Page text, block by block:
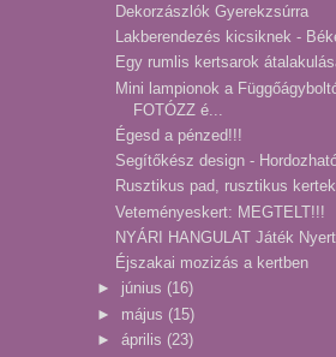
Dekorzászlók Gyerekzsúrra
Lakberendezés kicsiknek -
Egy rumlis kertsarok
Mini lampionok a
FOTÓZZ é...
Égesd a pénzed!!!
Segítőkész design -
Rusztikus pad, rusztikus
Veteményeskert: MEGTELT!!!
NYÁRI HANGULAT Játék
Éjszakai mozizás a kertben
► június (16)
► május (15)
► április (23)